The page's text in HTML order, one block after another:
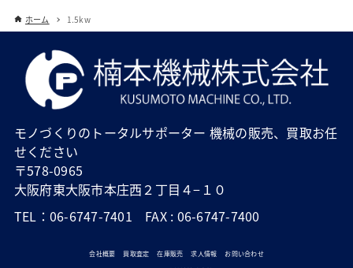
ホーム 1.5kw
モノづくりのトータルサポーター 機械の販売、買取お任
せください
〒578-0965
大阪府東大阪市本庄西２丁目４−１０
TEL：06-6747-7401 FAX : 06-6747-7400
会社概要 買取査定 在庫販売 求人情報
お問い合わせ